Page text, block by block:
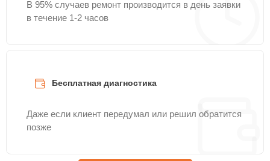
В 95% случаев ремонт производится в день заявки
в течение 1-2 часов
Бесплатная диагностика
Даже если клиент передумал или решил обратится
позже